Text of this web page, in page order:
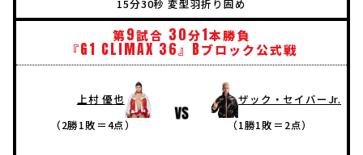
15分30秒 変型羽折り固め
第9試合 30分1本勝負
『G1 CLIMAX 36』 Bブロック公式戦
上村 優也
（2勝1敗＝4点）
ザック・セイバーJr.
（1勝1敗＝2点）